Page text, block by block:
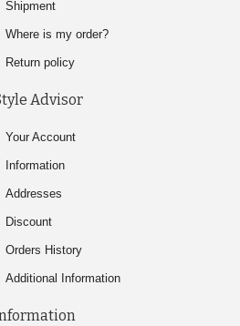
Shipment
Where is my order?
Return policy
Advisor
Your Account
Information
Addresses
Discount
Orders History
Additional Information